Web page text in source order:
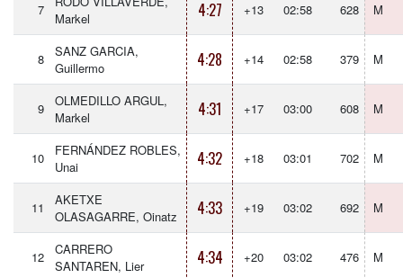
7
Markel
4:27 +13 02:58 628 M
8
SANZ GARCIA,
Guillermo
4:28 +14 02:58 379 M
9
OLMEDILLO ARGUL,
Markel
4:31 +17 03:00 608 M
10
FERNÁNDEZ ROBLES,
Unai
4:32 +18 03:01 702 M
11
AKETXE
OLASAGARRE, Oinatz
4:33 +19 03:02 692 M
12
CARRERO
SANTAREN, Lier
4:34 +20 03:02 476 M